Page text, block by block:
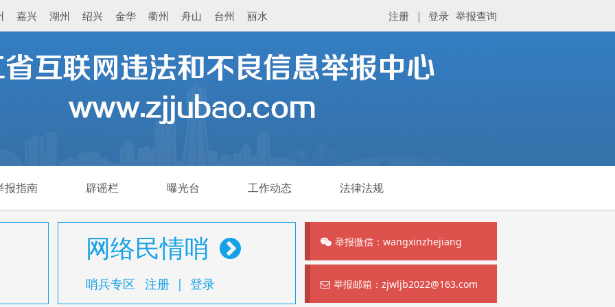
嘉兴 湖州 绍兴 金华 衢州 舟山 台州 丽水 举报查询
登录
|
注册
报指南 辟谣栏 曝光台 工作动态 法律法规
网络民情哨
哨兵专区 注册 | 登录
举报微信：wangxinzhejiang
举报邮箱：zjwljb2022@163.com